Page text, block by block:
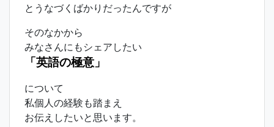
とうなづくばかりだったんですが
そのなかから
みなさんにもシェアしたい
「英語の極意」
について
私個人の経験も踏まえ
お伝えしたいと思います。